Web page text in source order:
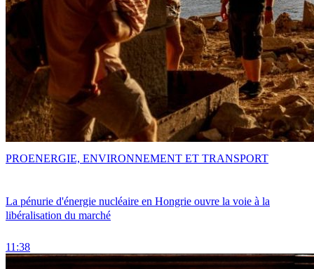
La pénurie d'énergie nucléaire en Hongrie ouvre la voie à la
libéralisation du marché
11:38
PROENERGIE, ENVIRONNEMENT ET TRANSPORT